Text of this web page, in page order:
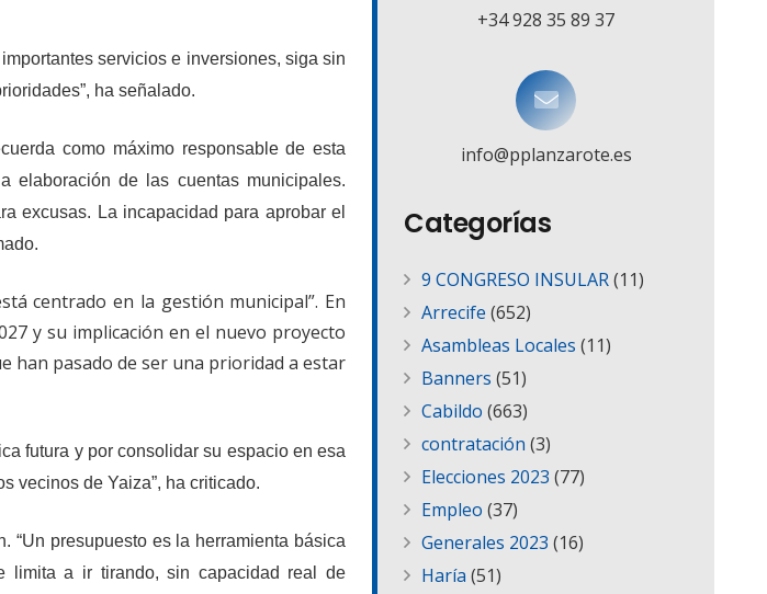
servicios e inversiones, siga sin
ha señalado.
como máximo responsable de esta
elaboración de las cuentas municipales.
excusas. La incapacidad para aprobar el
centrado en la gestión municipal”. En
y su implicación en el nuevo proyecto
han pasado de ser una prioridad a estar
futura y por consolidar su espacio en esa
vecinos de Yaiza”, ha criticado.
“Un presupuesto es la herramienta básica
limita a ir tirando, sin capacidad real de
+34 928 35 89 37
info@pplanzarote.es
Categorías
9 CONGRESO INSULAR(11)
Arrecife (652)
Asambleas Locales (11)
Banners (51)
Cabildo (663)
contratación (3)
Elecciones 2023 (77)
Empleo (37)
Generales 2023 (16)
Haría (51)